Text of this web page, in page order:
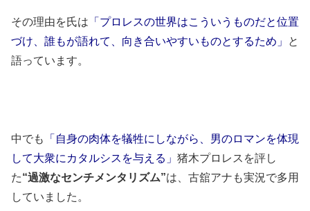
その理由を氏は 「プロレスの世界はこういうものだと位置
づけ、誰もが語れて、向き合いやすいものとするため」
と
語っています。
中でも
「自身の肉体を犠牲にしながら、男のロマンを体現
して大衆にカタルシスを与える」 猪木プロレスを評し
た“過激なセンチメンタリズム”は、古舘アナも実況で多用
していました。